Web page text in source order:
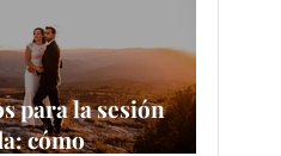
para la sesión
cómo